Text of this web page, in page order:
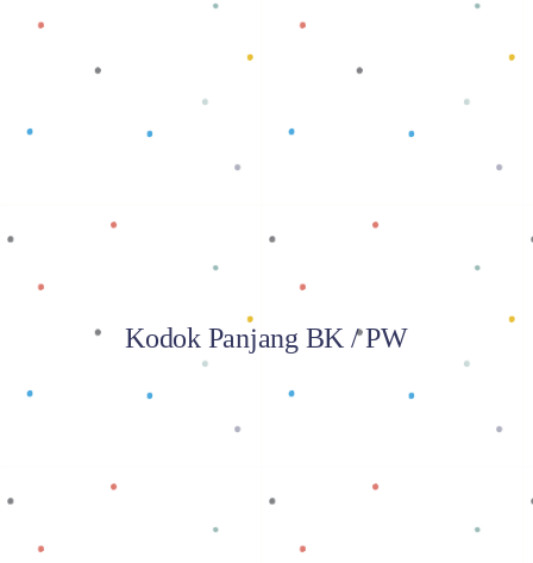
Kodok Panjang BK / PW